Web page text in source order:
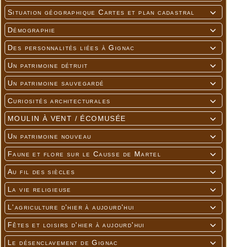

Situation géographique Cartes et plan cadastral

Démographie

Des personnalités liées à Gignac

Un patrimoine détruit

Un patrimoine sauvegardé

Curiosités architecturales

MOULIN À VENT / ÉCOMUSÉE

Un patrimoine nouveau

Faune et flore sur le Causse de Martel

Au fil des siècles

La vie religieuse

L'agriculture d'hier à aujourd'hui

Fêtes et loisirs d'hier à aujourd'hui

Le désenclavement de Gignac